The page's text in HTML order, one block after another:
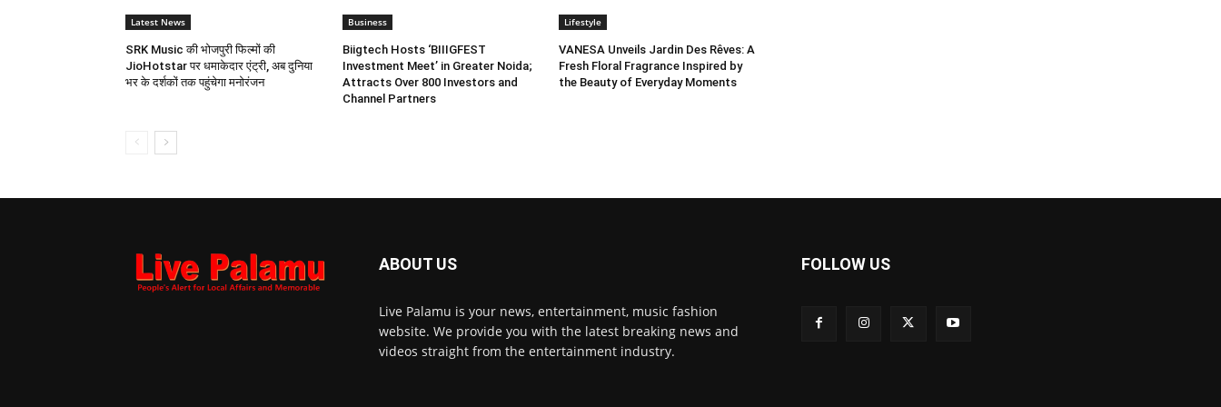
Latest News
SRK Music की भोजपुरी फिल्मों की
JioHotstar पर धमाकेदार एंट्री, अब दुनिया
भर के दर्शकों तक पहुंचेगा मनोरंजन
Business
Biigtech Hosts ‘BIIIGFEST
Investment Meet’ in Greater Noida;
Attracts Over 800 Investors and
Channel Partners
Lifestyle
VANESA Unveils Jardin Des Rêves: A
Fresh Floral Fragrance Inspired by
the Beauty of Everyday Moments
ABOUT US
Live Palamu is your news, entertainment, music fashion
website. We provide you with the latest breaking news and
videos straight from the entertainment industry.
FOLLOW US